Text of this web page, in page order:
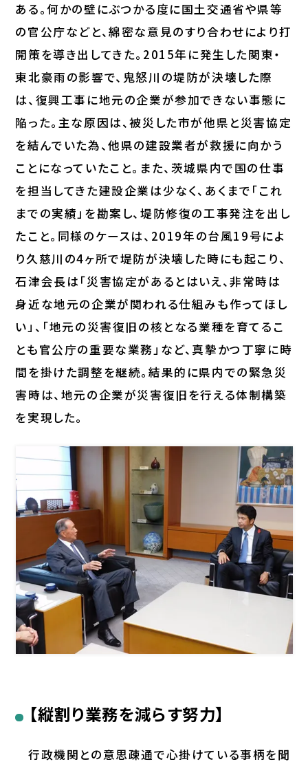
ある。何かの壁にぶつかる度に国土交通省や県等
の官公庁などと、綿密な意見のすり合わせにより打
開策を導き出してきた。2015年に発生した関東・
東北豪雨の影響で、鬼怒川の堤防が決壊した際
は、復興工事に地元の企業が参加できない事態に
陥った。主な原因は、被災した市が他県と災害協定
を結んでいた為、他県の建設業者が救援に向かう
ことになっていたこと。また、茨城県内で国の仕事
を担当してきた建設企業は少なく、あくまで「これ
までの実績」を勘案し、堤防修復の工事発注を出し
たこと。同様のケースは、2019年の台風19号によ
り久慈川の4ヶ所で堤防が決壊した時にも起こり、
石津会長は「災害協定があるとはいえ、非常時は
身近な地元の企業が関われる仕組みも作ってほし
い」、「地元の災害復旧の核となる業種を育てるこ
とも官公庁の重要な業務」など、真摯かつ丁寧に時
間を掛けた調整を継続。結果的に県内での緊急災
害時は、地元の企業が災害復旧を行える体制構築
を実現した。
【縦割り業務を減らす努力】
行政機関との意思疎通で心掛けている事柄を聞